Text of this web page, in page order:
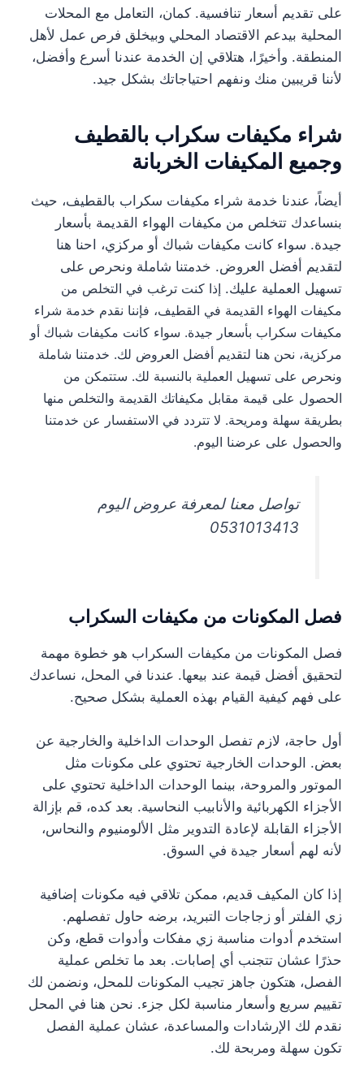
على تقديم أسعار تنافسية. كمان، التعامل مع المحلات
المحلية بيدعم الاقتصاد المحلي وبيخلق فرص عمل لأهل
المنطقة. وأخيرًا، هتلاقي إن الخدمة عندنا أسرع وأفضل،
لأننا قريبين منك ونفهم احتياجاتك بشكل جيد.
شراء مكيفات سكراب بالقطيف
وجميع المكيفات الخربانة
أيضاً، عندنا خدمة شراء مكيفات سكراب بالقطيف، حيث
بنساعدك تتخلص من مكيفات الهواء القديمة بأسعار
جيدة. سواء كانت مكيفات شباك أو مركزي، احنا هنا
لتقديم أفضل العروض. خدمتنا شاملة ونحرص على
تسهيل العملية عليك. إذا كنت ترغب في التخلص من
مكيفات الهواء القديمة في القطيف، فإننا نقدم خدمة شراء
مكيفات سكراب بأسعار جيدة. سواء كانت مكيفات شباك أو
مركزية، نحن هنا لتقديم أفضل العروض لك. خدمتنا شاملة
ونحرص على تسهيل العملية بالنسبة لك. ستتمكن من
الحصول على قيمة مقابل مكيفاتك القديمة والتخلص منها
بطريقة سهلة ومريحة. لا تتردد في الاستفسار عن خدمتنا
والحصول على عرضنا اليوم.
تواصل معنا لمعرفة عروض اليوم
0531013413
فصل المكونات من مكيفات السكراب
فصل المكونات من مكيفات السكراب هو خطوة مهمة
لتحقيق أفضل قيمة عند بيعها. عندنا في المحل، نساعدك
على فهم كيفية القيام بهذه العملية بشكل صحيح.
أول حاجة، لازم تفصل الوحدات الداخلية والخارجية عن
بعض. الوحدات الخارجية تحتوي على مكونات مثل
الموتور والمروحة، بينما الوحدات الداخلية تحتوي على
الأجزاء الكهربائية والأنابيب النحاسية. بعد كده، قم بإزالة
الأجزاء القابلة لإعادة التدوير مثل الألومنيوم والنحاس،
لأنه لهم أسعار جيدة في السوق.
إذا كان المكيف قديم، ممكن تلاقي فيه مكونات إضافية
زي الفلتر أو زجاجات التبريد، برضه حاول تفصلهم.
استخدم أدوات مناسبة زي مفكات وأدوات قطع، وكن
حذرًا عشان تتجنب أي إصابات. بعد ما تخلص عملية
الفصل، هتكون جاهز تجيب المكونات للمحل، ونضمن لك
تقييم سريع وأسعار مناسبة لكل جزء. نحن هنا في المحل
نقدم لك الإرشادات والمساعدة، عشان عملية الفصل
تكون سهلة ومربحة لك.